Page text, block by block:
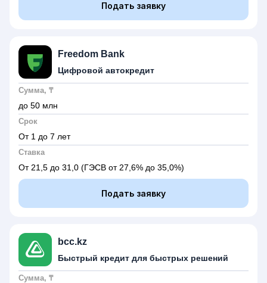
Подать заявку
Freedom Bank
Цифровой автокредит
Сумма, ₸
до 50 млн
Срок
От 1 до 7 лет
Ставка
От 21,5 до 31,0 (ГЭСВ от 27,6% до 35,0%)
Подать заявку
bcc.kz
Быстрый кредит для быстрых решений
Сумма, ₸